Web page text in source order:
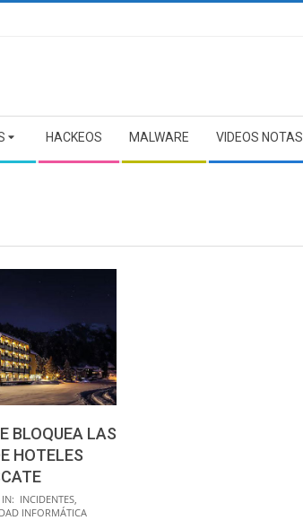
HACKEOS MALWARE VIDEOS NOTAS
BLOQUEA LAS
HOTELES
IN: INCIDENTES,
INFORMÁTICA